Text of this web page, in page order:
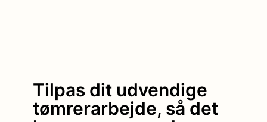
Tilpas dit udvendige
tømrerarbejde, så det